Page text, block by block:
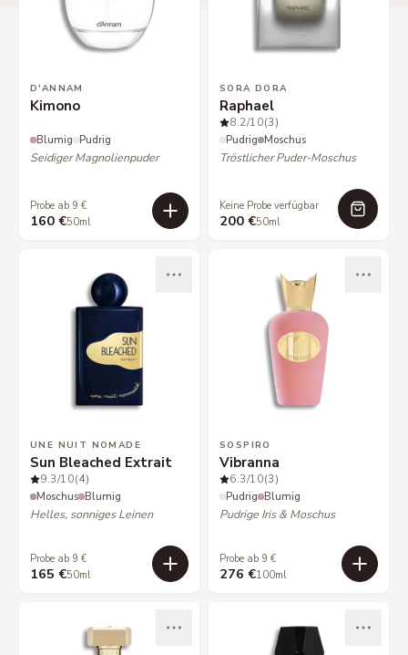
D'ANNAM
Kimono
Blumig Pudrig
Seidiger Magnolienpuder
Probe ab 9 €
160 €50ml
SORA DORA
Raphael
8.2/10(3)
Pudrig Moschus
Tröstlicher Puder-Moschus
Keine Probe verfügbar
200 €50ml
UNE NUIT NOMADE
Sun Bleached Extrait
9.3/10(4)
Moschus Blumig
Helles, sonniges Leinen
Probe ab 9 €
165 €50ml
SOSPIRO
Vibranna
6.3/10(3)
Pudrig Blumig
Pudrige Iris & Moschus
Probe ab 9 €
276 €100ml